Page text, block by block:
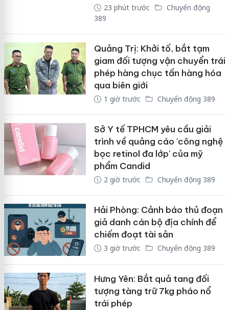
23 phút trước
Chuyển động
389
Quảng Trị: Khởi tố, bắt tạm
giam đối tượng vận chuyển trái
phép hàng chục tấn hàng hóa
qua biên giới
1 giờ trước Chuyển động 389
Sở Y tế TPHCM yêu cầu giải
trình về quảng cáo 'công nghệ
bọc retinol đa lớp' của mỹ
phẩm Candid
2 giờ trước Chuyển động 389
Hải Phòng: Cảnh báo thủ đoạn
giả danh cán bộ địa chính để
chiếm đoạt tài sản
3 giờ trước Chuyển động 389
Hưng Yên: Bắt quả tang đối
tượng tàng trữ 7kg pháo nổ
trái phép